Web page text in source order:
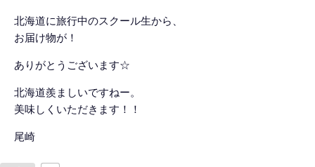
北海道に旅行中のスクール生から、
お届け物が！
ありがとうございます☆
北海道羨ましいですねー。
美味しくいただきます！！
尾崎